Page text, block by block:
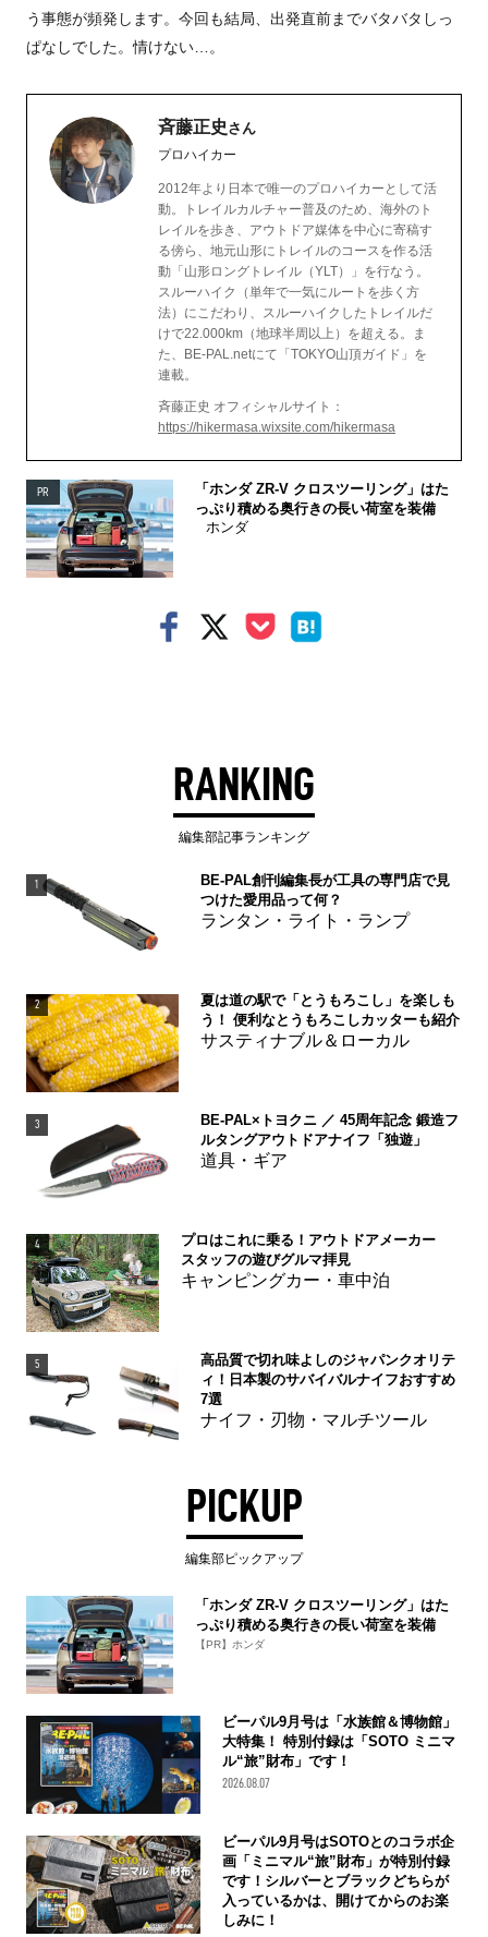
う事態が頻発します。今回も結局、出発直前までバタバタしっ
ぱなしでした。情けない…。
斉藤正史 さん
プロハイカー
2012年より日本で唯一のプロハイカーとして活
動。トレイルカルチャー普及のため、海外のト
レイルを歩き、アウトドア媒体を中心に寄稿す
る傍ら、地元山形にトレイルのコースを作る活
動「山形ロングトレイル（YLT）」を行なう。
スルーハイク（単年で一気にルートを歩く方
法）にこだわり、スルーハイクしたトレイルだ
けで22.000km（地球半周以上）を超える。ま
た、BE-PAL.netにて「TOKYO山頂ガイド」を
連載。
斉藤正史 オフィシャルサイト：
https://hikermasa.wixsite.com/hikermasa
PR
「ホンダ ZR-V クロスツーリング」はた
っぷり積める奥行きの長い荷室を装備
ホンダ
RANKING
編集部記事ランキング
1
BE-PAL創刊編集長が工具の専門店で見
つけた愛用品って何？
ランタン・ライト・ランプ
2
夏は道の駅で「とうもろこし」を楽しも
う！ 便利なとうもろこしカッターも紹介
サスティナブル＆ローカル
3
BE-PAL×トヨクニ ／ 45周年記念 鍛造フ
ルタングアウトドアナイフ「独遊」
道具・ギア
4
プロはこれに乗る！アウトドアメーカー
スタッフの遊びグルマ拝見
キャンピングカー・車中泊
5
高品質で切れ味よしのジャパンクオリテ
ィ！日本製のサバイバルナイフおすすめ
7選
ナイフ・刃物・マルチツール
PICKUP
編集部ピックアップ
「ホンダ ZR-V クロスツーリング」はた
っぷり積める奥行きの長い荷室を装備
【PR】ホンダ
ビーパル9月号は「水族館＆博物館」
大特集！ 特別付録は「SOTO ミニマ
ル“旅”財布」です！
2026.08.07
ビーパル9月号はSOTOとのコラボ企
画「ミニマル“旅”財布」が特別付録
です！シルバーとブラックどちらが
入っているかは、開けてからのお楽
しみに！